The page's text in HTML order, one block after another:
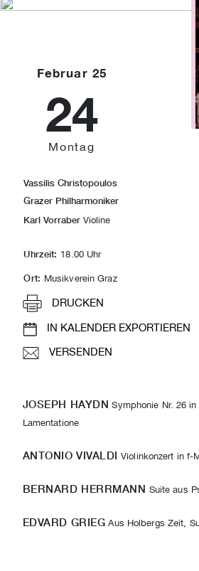
Februar 25
24
Montag
Vassilis Christopoulos
Grazer Philharmoniker
Karl Vorraber Violine
Uhrzeit: 18.00 Uhr
Ort: Musikverein Graz
DRUCKEN
IN KALENDER EXPORTIEREN
VERSENDEN
JOSEPH HAYDN Symphonie Nr. 26
Lamentatione
ANTONIO VIVALDI Violinkonzert in f-
BERNARD HERRMANN Suite aus
EDVARD GRIEG Aus Holbergs Zeit,